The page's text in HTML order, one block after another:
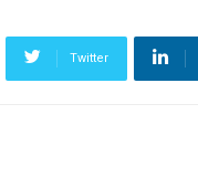
Twitter